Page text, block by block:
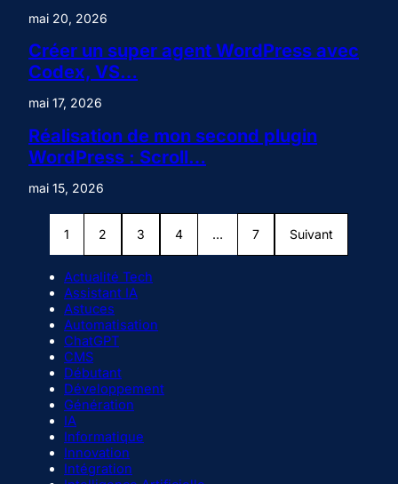
mai 20, 2026
Créer un super agent WordPress avec
Codex, VS…
mai 17, 2026
Réalisation de mon second plugin
WordPress : Scroll…
mai 15, 2026
1 2 3 4 … 7 Suivant
Actualité Tech
Assistant IA
Astuces
Automatisation
ChatGPT
CMS
Débutant
Développement
Génération
IA
Informatique
Innovation
Intégration